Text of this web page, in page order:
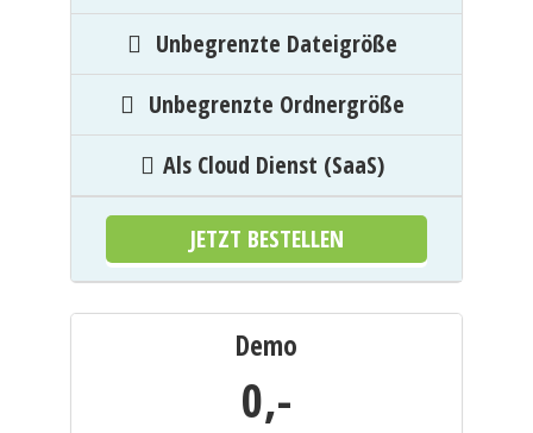
Unbegrenzte Dateigröße
Unbegrenzte Ordnergröße
Als Cloud Dienst (SaaS)
JETZT BESTELLEN
Demo
0,-